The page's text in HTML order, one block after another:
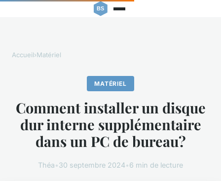
Accueil›Matériel
MATÉRIEL
Comment installer un disque
dur interne supplémentaire
dans un PC de bureau?
Théa•30 septembre 2024•6 min de lecture